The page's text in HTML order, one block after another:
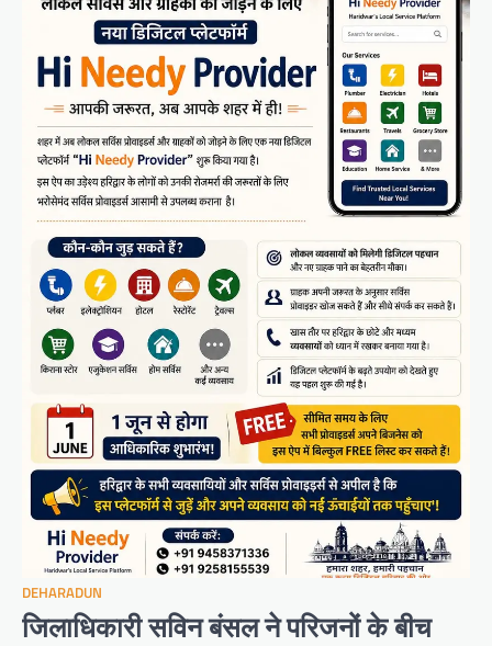
DEHARADUN
जिलाधिकारी सविन बंसल ने परिजनों के बीच